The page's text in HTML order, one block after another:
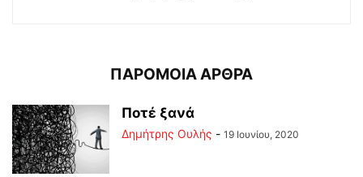
ΠΑΡΟΜΟΙΑ ΑΡΘΡΑ
Ποτέ ξανά
Δημήτρης Ουλής - 19 Ιουνίου, 2020